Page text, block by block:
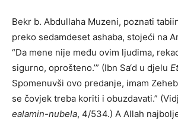
Bekr b. Abdullaha Muzeni, poznati
preko sedamdeset ashaba, stojeći na
“Da mene nije među ovim ljudima,
sigurno, oprošteno.’” (Ibn Sa‘d u djelu
Spomenuvši ovo predanje, imam
se čovjek treba koriti i obuzdavati.”
ealamin-nubela, 4/534.) A Allah